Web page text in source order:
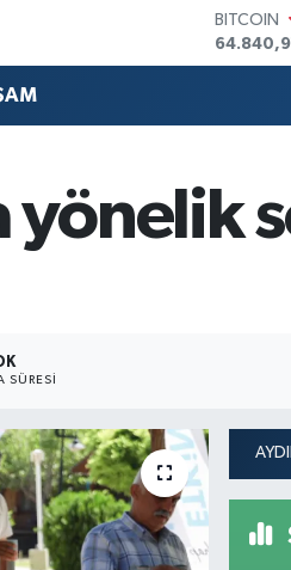
DOLAR
47,7436
EURO
6660.55
BİST100
13.779
SÜRESI